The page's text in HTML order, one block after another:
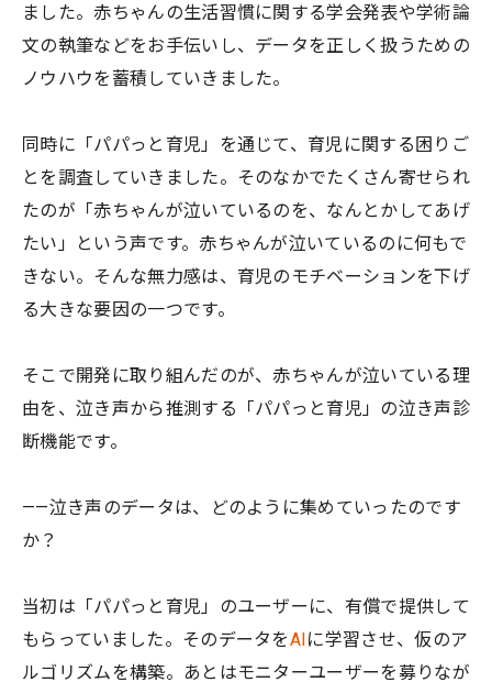
ました。赤ちゃんの生活習慣に関する学会発表や学術論
文の執筆などをお手伝いし、データを正しく扱うための
ノウハウを蓄積していきました。
同時に「パパっと育児」を通じて、育児に関する困りご
とを調査していきました。そのなかでたくさん寄せられ
たのが「赤ちゃんが泣いているのを、なんとかしてあげ
たい」という声です。赤ちゃんが泣いているのに何もで
きない。そんな無力感は、育児のモチベーションを下げ
る大きな要因の一つです。
そこで開発に取り組んだのが、赤ちゃんが泣いている理
由を、泣き声から推測する「パパっと育児」の泣き声診
断機能です。
——泣き声のデータは、どのように集めていったのです
か？
当初は「パパっと育児」のユーザーに、有償で提供して
もらっていました。そのデータをAIに学習させ、仮のア
ルゴリズムを構築。あとはモニターユーザーを募りなが